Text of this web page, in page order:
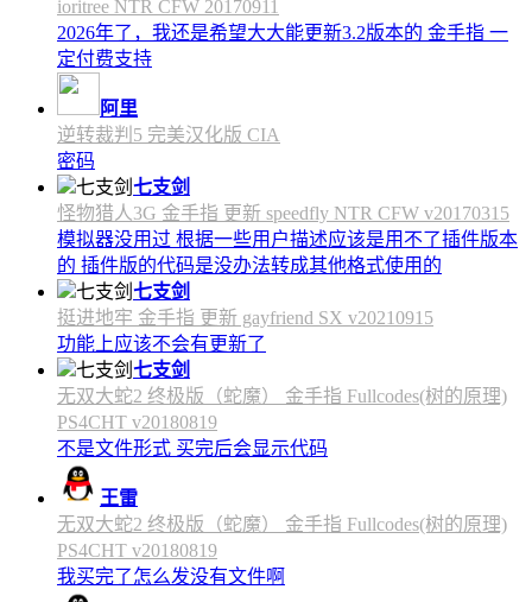
ioritree NTR CFW 20170911
2026年了，我还是希望大大能更新3.2版本的 金手指 一
定付费支持
阿里
逆转裁判5 完美汉化版 CIA
密码
七支剑
怪物猎人3G 金手指 更新 speedfly NTR CFW v20170315
模拟器没用过 根据一些用户描述应该是用不了插件版本
的 插件版的代码是没办法转成其他格式使用的
七支剑
挺进地牢 金手指 更新 gayfriend SX v20210915
功能上应该不会有更新了
七支剑
无双大蛇2 终极版（蛇魔） 金手指 Fullcodes(树的原理)
PS4CHT v20180819
不是文件形式 买完后会显示代码
王雷
无双大蛇2 终极版（蛇魔） 金手指 Fullcodes(树的原理)
PS4CHT v20180819
我买完了怎么发没有文件啊